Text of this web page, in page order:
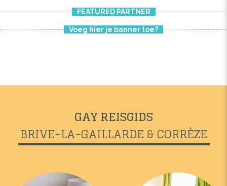
FEATURED PARTNER
Voeg hier je banner toe?
GAY REISGIDS
BRIVE-LA-GAILLARDE & CORRÈZE